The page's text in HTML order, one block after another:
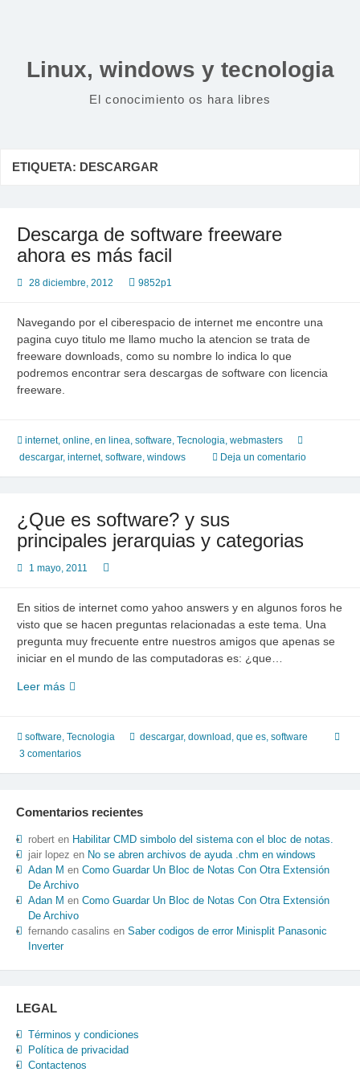
Linux, windows y tecnologia
El conocimiento os hara libres
ETIQUETA: DESCARGAR
Descarga de software freeware
ahora es más facil
28 diciembre, 2012 9852p1
Navegando por el ciberespacio de internet me encontre una
pagina cuyo titulo me llamo mucho la atencion se trata de
freeware downloads, como su nombre lo indica lo que
podremos encontrar sera descargas de software con licencia
freeware.
internet, online, en linea, software, Tecnologia, webmasters
descargar, internet, software, windows Deja un comentario
¿Que es software? y sus
principales jerarquias y categorias
1 mayo, 2011
En sitios de internet como yahoo answers y en algunos foros he
visto que se hacen preguntas relacionadas a este tema. Una
pregunta muy frecuente entre nuestros amigos que apenas se
iniciar en el mundo de las computadoras es: ¿que…
Leer más¿Que
y
sus
principales
categorias
software, Tecnologia descargar, download , que es, software
3 comentarios
Comentarios recientes
roberten Habilitar CMD simbolo del sistema con el bloc de notas.
jair lopez en No se abren archivos de ayuda .chm en windows
Adan M en Como Guardar Un Bloc de Notas Con Otra Extensión
De Archivo
Adan M en Como Guardar Un Bloc de Notas Con Otra Extensión
De Archivo
fernando casalins en Saber codigos de error Minisplit Panasonic
Inverter
LEGAL
Términos y condiciones
Política de privacidad
Contactenos